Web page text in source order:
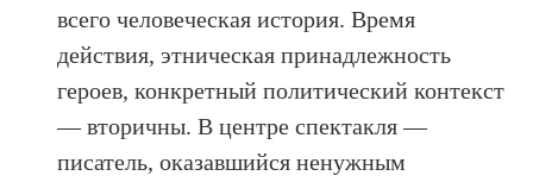
всего человеческая история. Время
действия, этническая принадлежность
героев, конкретный политический контекст
— вторичны. В центре спектакля —
писатель, оказавшийся ненужным